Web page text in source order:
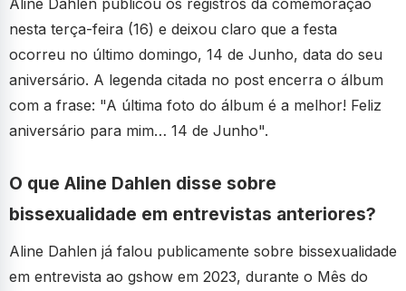
Aline Dahlen publicou os registros da comemoração
nesta terça-feira (16) e deixou claro que a festa
ocorreu no último domingo, 14 de Junho, data do seu
aniversário. A legenda citada no post encerra o álbum
com a frase: "A última foto do álbum é a melhor! Feliz
aniversário para mim… 14 de Junho".
O que Aline Dahlen disse sobre
bissexualidade em entrevistas anteriores?
Aline Dahlen já falou publicamente sobre bissexualidade
em entrevista ao gshow em 2023, durante o Mês do